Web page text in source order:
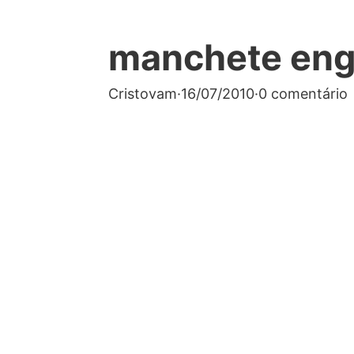
manchete
Cristovam·16/07/2010·0 comentário